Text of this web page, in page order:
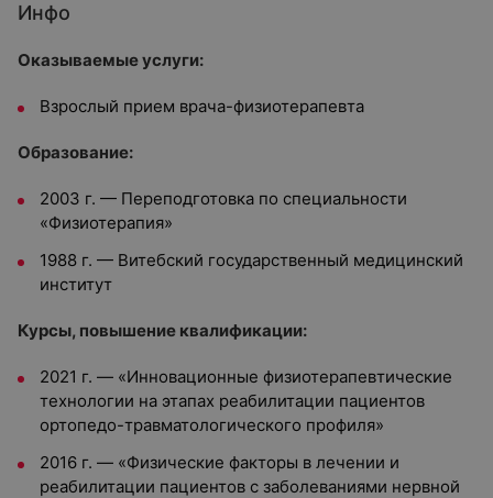
Инфо
Оказываемые услуги:
Взрослый прием врача-физиотерапевта
Образование:
2003 г. — Переподготовка по специальности
«Физиотерапия»
1988 г. — Витебский государственный медицинский
институт
Курсы, повышение квалификации:
2021 г. — «Инновационные физиотерапевтические
технологии на этапах реабилитации пациентов
ортопедо-травматологического профиля»
2016 г. — «Физические факторы в лечении и
реабилитации пациентов с заболеваниями нервной